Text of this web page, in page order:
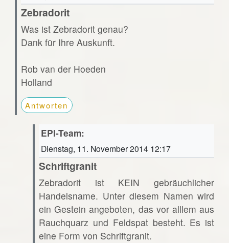
Zebradorit
Was ist Zebradorit genau?
Dank für Ihre Auskunft.
Rob van der Hoeden
Holland
Antworten
EPI-Team:
Dienstag, 11. November 2014 12:17
Schriftgranit
Zebradorit ist KEIN gebräuchlicher
Handelsname. Unter diesem Namen wird
ein Gestein angeboten, das vor alllem aus
Rauchquarz und Feldspat besteht. Es ist
eine Form von Schriftgranit.